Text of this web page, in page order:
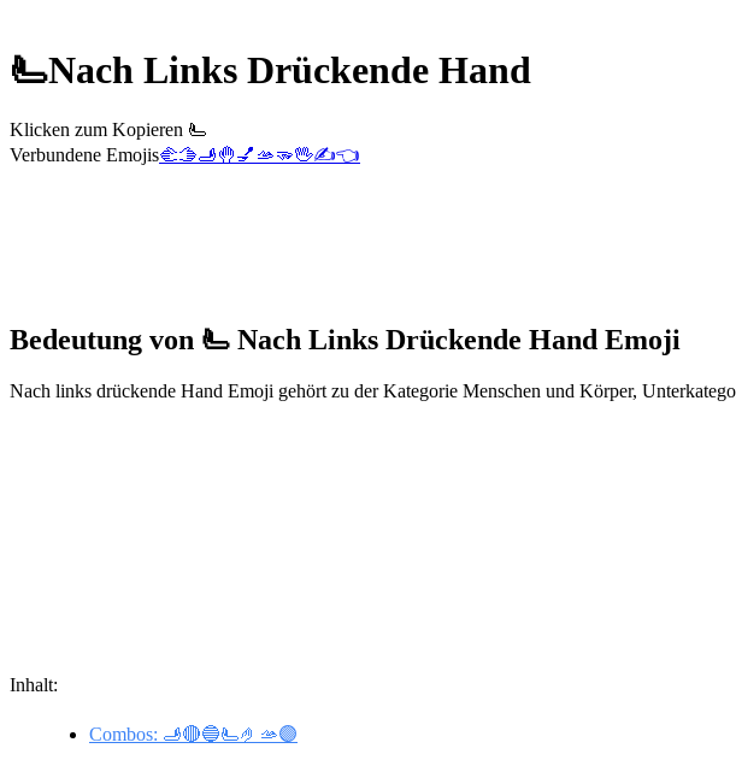
🫷Nach Links Drückende Hand
Klicken zum Kopieren 🫷
Verbundene Emojis🫲🫱🫸🤚💅 🫴🫳🖖✍️👈
Bedeutung von 🫷 Nach Links Drückende Hand Emoji
Nach links drückende Hand Emoji gehört zu der Kategorie Menschen und Körper,
Inhalt:
Combos: 🫸🔴🔵🫷🤌🫴🟣